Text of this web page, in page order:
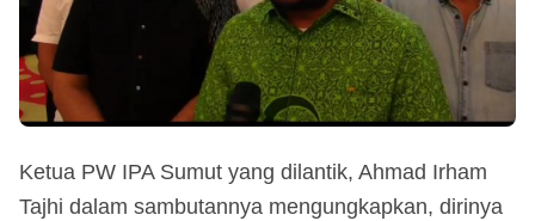
Ketua PW IPA Sumut yang dilantik, Ahmad Irham
Tajhi dalam sambutannya mengungkapkan, dirinya